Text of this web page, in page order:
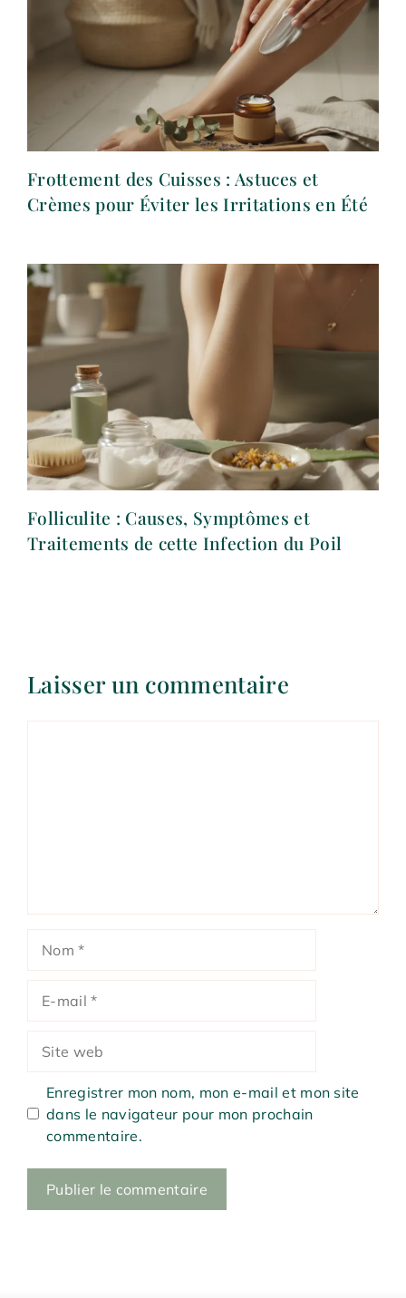
Frottement des Cuisses : Astuces et
Crèmes pour Éviter les Irritations en Été
Folliculite : Causes, Symptômes et
Traitements de cette Infection du Poil
Laisser un commentaire
mail
web
Enregistrer mon nom, mon e-mail et mon site
dans le navigateur pour mon prochain
commentaire.